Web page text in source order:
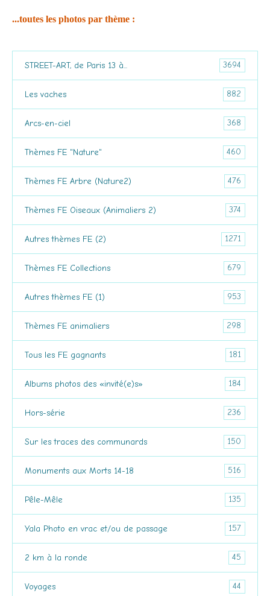
...toutes les photos par thème :
STREET-ART, de Paris 13 à... 3694
Les vaches 882
Arcs-en-ciel 368
Thèmes FE "Nature" 460
Thèmes FE Arbre (Nature2) 476
Thèmes FE Oiseaux (Animaliers 2) 374
Autres thèmes FE (2) 1271
Thèmes FE Collections 679
Autres thèmes FE (1) 953
Thèmes FE animaliers 298
Tous les FE gagnants 181
Albums photos des «invité(e)s» 184
Hors-série 236
Sur les traces des communards 150
Monuments aux Morts 14-18 516
Pêle-Mêle 135
Yala Photo en vrac et/ou de passage 157
2 km à la ronde 45
Voyages 44